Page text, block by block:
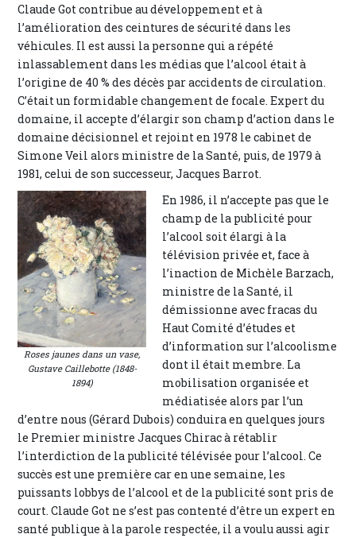
Claude Got contribue au développement et à
l’amélioration des ceintures de sécurité dans les
véhicules. Il est aussi la personne qui a répété
inlassablement dans les médias que l’alcool était à
l’origine de 40 % des décès par accidents de circulation.
C’était un formidable changement de focale. Expert du
domaine, il accepte d’élargir son champ d’action dans le
domaine décisionnel et rejoint en 1978 le cabinet de
Simone Veil alors ministre de la Santé, puis, de 1979 à
1981, celui de son successeur, Jacques Barrot.
Roses jaunes dans un vase,
Gustave Caillebotte (1848-
1894)
En 1986, il n’accepte pas que le
champ de la publicité pour
l’alcool soit élargi à la
télévision privée et, face à
l’inaction de Michèle Barzach,
ministre de la Santé, il
démissionne avec fracas du
Haut Comité d’études et
d’information sur l’alcoolisme
dont il était membre. La
mobilisation organisée et
médiatisée alors par l’un
d’entre nous (Gérard Dubois) conduira en quelques jours
le Premier ministre Jacques Chirac à rétablir
l’interdiction de la publicité télévisée pour l’alcool. Ce
succès est une première car en une semaine, les
puissants lobbys de l’alcool et de la publicité sont pris de
court. Claude Got ne s’est pas contenté d’être un expert en
santé publique à la parole respectée, il a voulu aussi agir